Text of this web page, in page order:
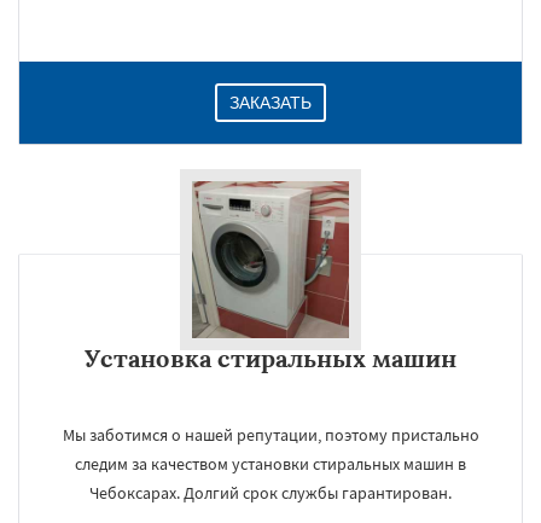
ЗАКАЗАТЬ
Установка стиральных машин
Мы заботимся о нашей репутации, поэтому пристально
следим за качеством установки стиральных машин в
Чебоксарах. Долгий срок службы гарантирован.